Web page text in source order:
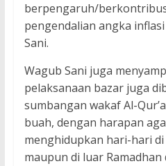
berpengaruh/
pengendalian angka inflasi
Sani.
Wagub Sani juga
pelaksanaan bazar juga
sumbangan wakaf Al-
buah, dengan harapan
menghidupkan hari-hari di
maupun di luar Ramadhan